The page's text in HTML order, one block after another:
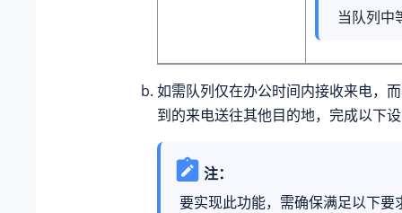
当队列中
如需队列仅在办公时间内接收来电，
到的来电送往其他目的地，完成以下
注：
要实现此功能，需确保满足以下要